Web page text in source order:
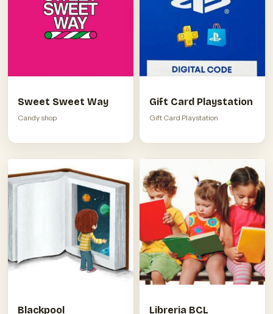
Sweet Sweet Way
Candy shop
Gift Card Playstation
Gift Card Playstation
Blackpool Libreria BCL